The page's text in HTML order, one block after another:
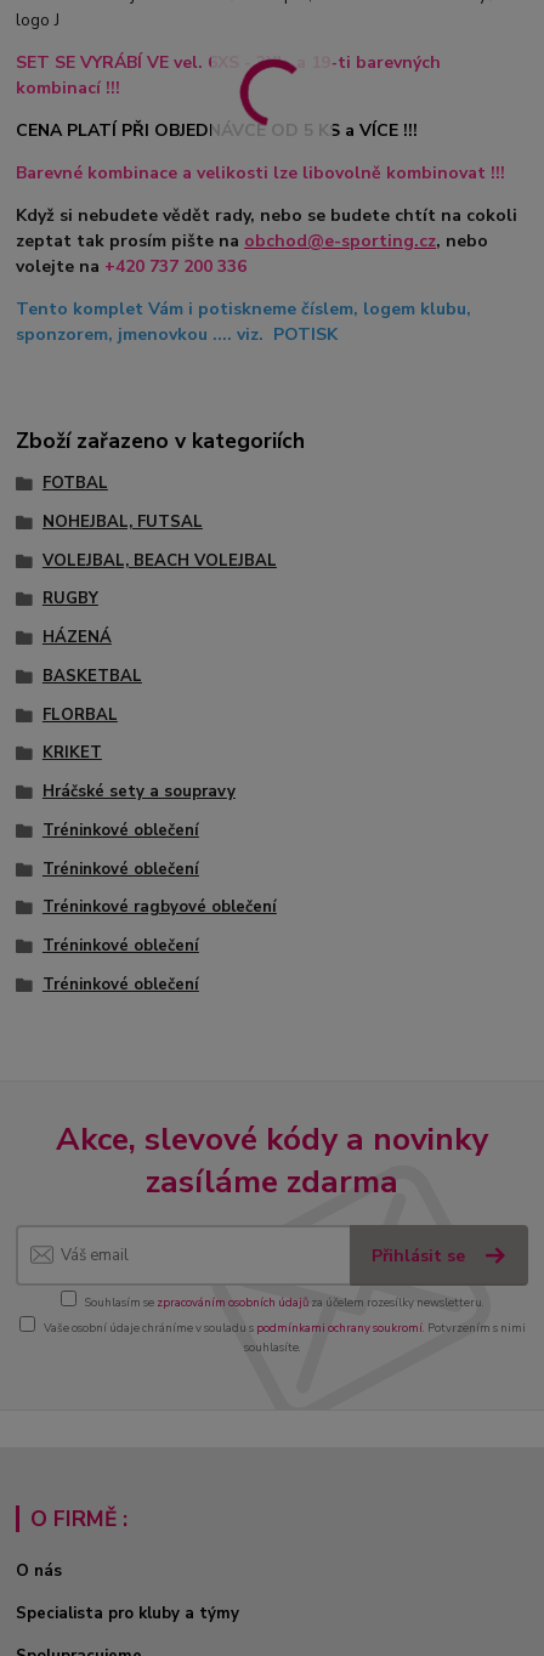
logo J
SET SE VYRÁBÍ VE vel. 6XS - 3XL, a 19-ti barevných
kombinací !!!
CENA PLATÍ PŘI OBJEDNÁVCE OD 5 KS a VÍCE !!!
Barevné kombinace a velikosti lze libovolně kombinovat !!!
Když si nebudete vědět rady, nebo se budete chtít na cokoli
zeptat tak prosím pište na obchod@e-sporting.cz, nebo
volejte na +420 737 200 336
Tento komplet Vám i potiskneme číslem, logem klubu,
sponzorem, jmenovkou .... viz. POTISK
Zboží zařazeno v kategoriích
FOTBAL
NOHEJBAL, FUTSAL
VOLEJBAL, BEACH VOLEJBAL
RUGBY
HÁZENÁ
BASKETBAL
FLORBAL
KRIKET
Hráčské sety a soupravy
Tréninkové oblečení
Tréninkové oblečení
Tréninkové ragbyové oblečení
Tréninkové oblečení
Tréninkové oblečení
Akce, slevové kódy a novinky
zasíláme zdarma
Přihlásit se
Souhlasím se zpracováním osobních údajůza účelem rozesílky newsletteru.
Vaše osobní údaje chráníme v souladu s podmínkami ochrany soukromí. Potvrzením s nimi
souhlasíte.
O FIRMĚ :
O nás
Specialista pro kluby a týmy